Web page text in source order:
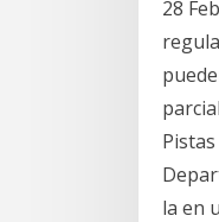
28
la en